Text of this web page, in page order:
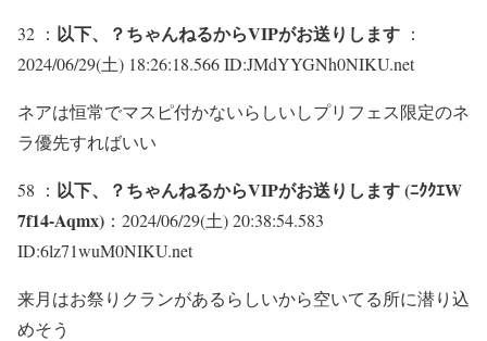
32 ： 以下、？ちゃんねるからVIPがお送りします ：
2024/06/29(土) 18:26:18.566 ID:JMdYYGNh0NIKU.net
ネアは恒常でマスピ付かないらしいしプリフェス限定のネ
ラ優先すればいい
58 ： 以下、？ちゃんねるからVIPがお送りします (ﾆｸｸｴW
7f14-Aqmx) ：2024/06/29(土) 20:38:54.583
ID:6lz71wuM0NIKU.net
来月はお祭りクランがあるらしいから空いてる所に潜り込
めそう